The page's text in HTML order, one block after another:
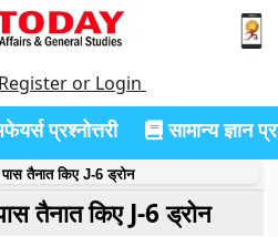
Register or Login
प्रश्नोत्तरी सामान्य ज्ञान
तैनात किए J-6 ड्रोन
तैनात किए J-6 ड्रोन